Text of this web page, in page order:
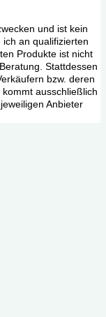
und ist kein
an qualifizierten
Produkte ist nicht
Stattdessen
bzw. deren
ausschließlich
Anbieter